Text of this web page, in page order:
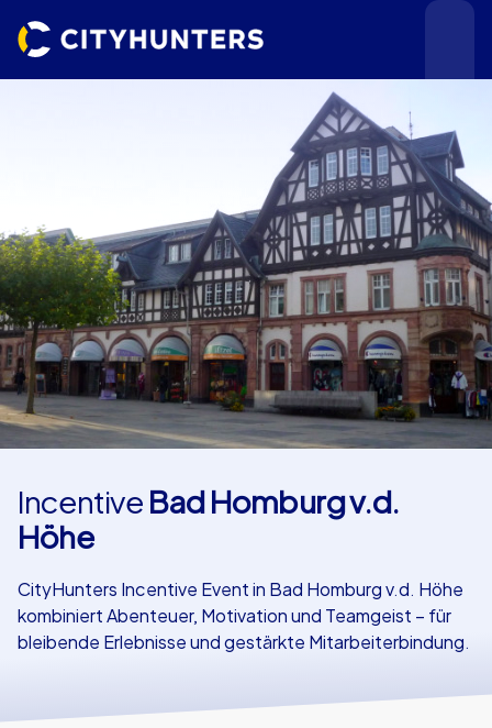
Teamevents
Städte
Anlässe
Referenzen
Incentive Bad Homburg v.d.
Höhe
CityHunters Incentive Event in Bad Homburg v.d. Höhe
kombiniert Abenteuer, Motivation und Teamgeist – für
bleibende Erlebnisse und gestärkte Mitarbeiterbindung.